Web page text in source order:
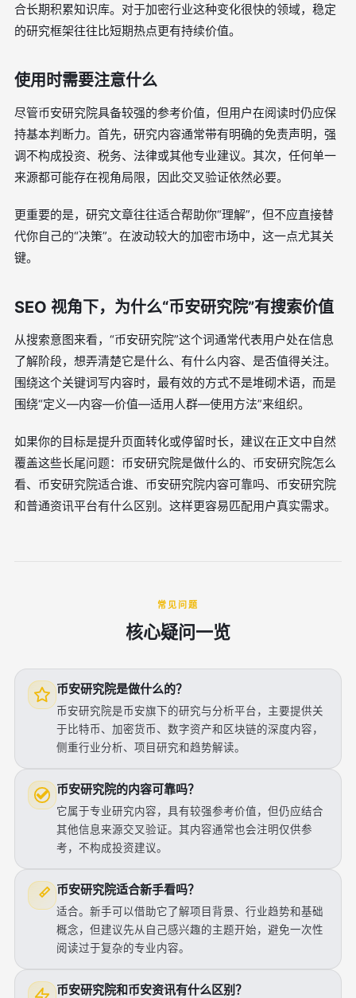
合长期积累知识库。对于加密行业这种变化很快的领域，稳定
的研究框架往往比短期热点更有持续价值。
使用时需要注意什么
尽管币安研究院具备较强的参考价值，但用户在阅读时仍应保
持基本判断力。首先，研究内容通常带有明确的免责声明，强
调不构成投资、税务、法律或其他专业建议。其次，任何单一
来源都可能存在视角局限，因此交叉验证依然必要。
更重要的是，研究文章往往适合帮助你“理解”，但不应直接替
代你自己的“决策”。在波动较大的加密市场中，这一点尤其关
键。
SEO 视角下，为什么“币安研究院”有搜索价值
从搜索意图来看，“币安研究院”这个词通常代表用户处在信息
了解阶段，想弄清楚它是什么、有什么内容、是否值得关注。
围绕这个关键词写内容时，最有效的方式不是堆砌术语，而是
围绕“定义—内容—价值—适用人群—使用方法”来组织。
如果你的目标是提升页面转化或停留时长，建议在正文中自然
覆盖这些长尾问题：币安研究院是做什么的、币安研究院怎么
看、币安研究院适合谁、币安研究院内容可靠吗、币安研究院
和普通资讯平台有什么区别。这样更容易匹配用户真实需求。
常见问题
核心疑问一览
币安研究院是做什么的？
币安研究院是币安旗下的研究与分析平台，主要提供关
于比特币、加密货币、数字资产和区块链的深度内容，
侧重行业分析、项目研究和趋势解读。
币安研究院的内容可靠吗？
它属于专业研究内容，具有较强参考价值，但仍应结合
其他信息来源交叉验证。其内容通常也会注明仅供参
考，不构成投资建议。
币安研究院适合新手看吗？
适合。新手可以借助它了解项目背景、行业趋势和基础
概念，但建议先从自己感兴趣的主题开始，避免一次性
阅读过于复杂的专业内容。
币安研究院和币安资讯有什么区别？